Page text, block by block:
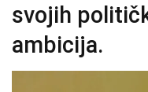
svojih
ambicija.